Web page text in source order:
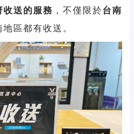
收送的服務 ，不僅限於台南
區都有收送。